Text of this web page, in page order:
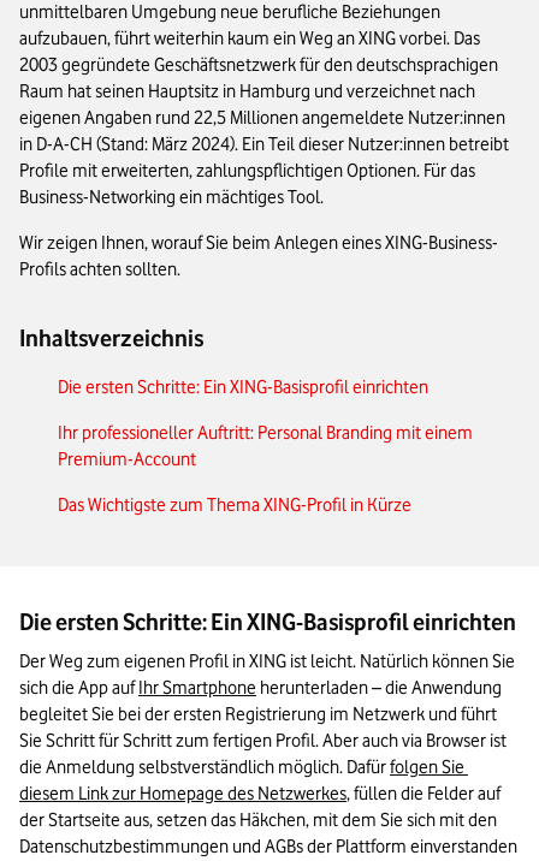
unmittelbaren Umgebung neue berufliche Beziehungen
aufzubauen, führt weiterhin kaum ein Weg an XING vorbei. Das
2003 gegründete Geschäftsnetzwerk für den deutschsprachigen
Raum hat seinen Hauptsitz in Hamburg und verzeichnet nach
eigenen Angaben rund 22,5 Millionen angemeldete Nutzer:innen
in D-A-CH (Stand: März 2024). Ein Teil dieser Nutzer:innen betreibt
Profile mit erweiterten, zahlungspflichtigen Optionen. Für das
Business-Networking ein mächtiges Tool.
Wir zeigen Ihnen, worauf Sie beim Anlegen eines XING-Business-
Profils achten sollten.
Inhaltsverzeichnis
Die ersten Schritte: Ein XING-Basisprofil einrichten
Ihr professioneller Auftritt: Personal Branding mit einem
Premium-Account
Das Wichtigste zum Thema XING-Profil in Kürze
Die ersten Schritte: Ein XING-Basisprofil einrichten
Der Weg zum eigenen Profil in XING ist leicht. Natürlich können Sie
sich die App auf Ihr Smartphone herunterladen – die Anwendung
begleitet Sie bei der ersten Registrierung im Netzwerk und führt
Sie Schritt für Schritt zum fertigen Profil. Aber auch via Browser ist
die Anmeldung selbstverständlich möglich. Dafür folgen Sie
diesem Link zur Homepage des Netzwerkes, füllen die Felder auf
der Startseite aus, setzen das Häkchen, mit dem Sie sich mit den
Datenschutzbestimmungen und AGBs der Plattform einverstanden